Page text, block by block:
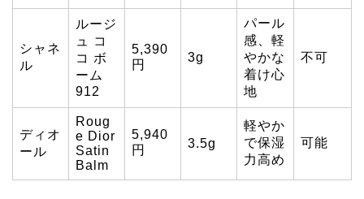
シャネ
ル
ルージ
ュ コ
コ ボ
ーム
912
5,390
円
3g
パール
感、軽
やかな
着け心
地
不可
ディオ
ール
Roug
e Dior
Satin
Balm
5,940
円
3.5g
軽やか
で保湿
力高め
可能